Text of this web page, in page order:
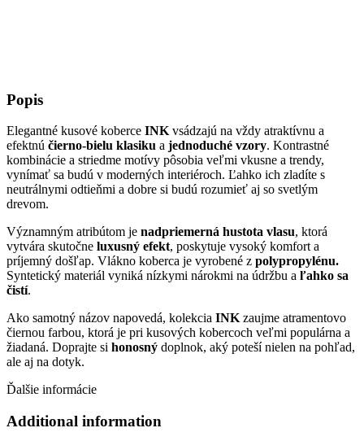
Popis
Elegantné kusové koberce INK vsádzajú na vždy atraktívnu a
efektnú čierno-bielu klasiku a jednoduché vzory. Kontrastné
kombinácie a striedme motívy pôsobia veľmi vkusne a trendy,
vynímať sa budú v moderných interiéroch. Ľahko ich zladíte s
neutrálnymi odtieňmi a dobre si budú rozumieť aj so svetlým
drevom.
Významným atribútom je nadpriemerná hustota vlasu, ktorá
vytvára skutočne luxusný efekt, poskytuje vysoký komfort a
príjemný došľap. Vlákno koberca je vyrobené z polypropylénu.
Syntetický materiál vyniká nízkymi nárokmi na údržbu a ľahko sa
čistí.
Ako samotný názov napovedá, kolekcia INK zaujme atramentovo
čiernou farbou, ktorá je pri kusových kobercoch veľmi populárna a
žiadaná. Doprajte si honosný doplnok, aký poteší nielen na pohľad,
ale aj na dotyk.
Ďalšie informácie
Additional information